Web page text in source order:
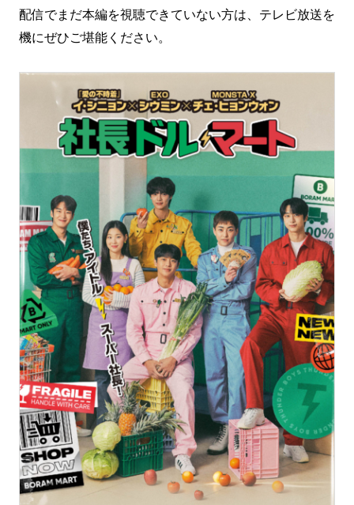
配信でまだ本編を視聴できていない方は、テレビ放送を
機にぜひご堪能ください。